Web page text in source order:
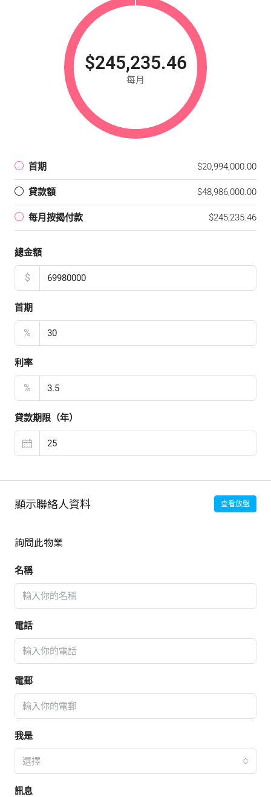
$245,235.46
每月
首期 $20,994,000.00
貸款額 $48,986,000.00
每月按揭付款 $245,235.46
總金額
$
首期
%
利率
%
貸款期限（年）
顯示聯絡人資料 查看放盤
詢問此物業
名稱
電話
電郵
我是
選擇
訊息